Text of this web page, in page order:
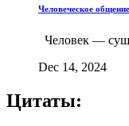
Человеческое общение
Человек —
Dec 14, 2024
Цитаты: